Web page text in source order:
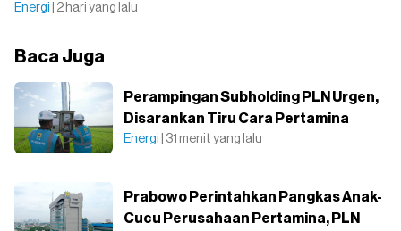
Energi | 2 hari yang lalu
Baca Juga
Perampingan Subholding PLN Urgen,
Disarankan Tiru Cara Pertamina
Energi | 31 menit yang lalu
Prabowo Perintahkan Pangkas Anak-
Cucu Perusahaan Pertamina, PLN